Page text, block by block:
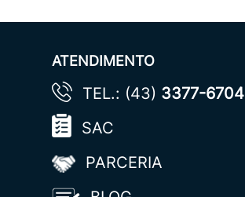
ATENDIMENTO
TEL.: (43) 3377-6704
SAC
PARCERIA